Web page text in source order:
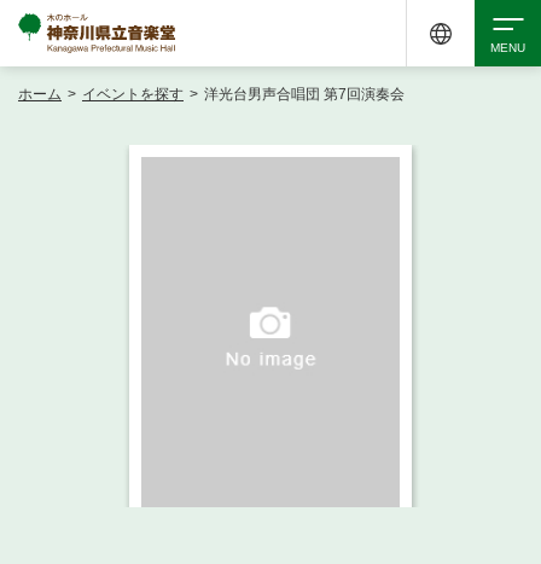
ホーム > イベントを探す > 洋光台男声合唱団 第7回演奏会